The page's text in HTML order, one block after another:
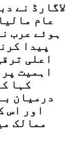
لاگارڈ نے
عام
ہوئے عرب
پیدا
اعلی
اہمیت
کہا
درمیان